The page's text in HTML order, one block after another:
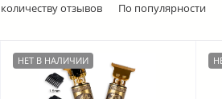
отзывов По популярности
НЕТ В НАЛИЧИИ